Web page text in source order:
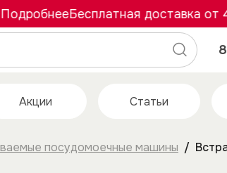
Бесплатная доставка от 40
Акции Статьи
посудомоечные машины